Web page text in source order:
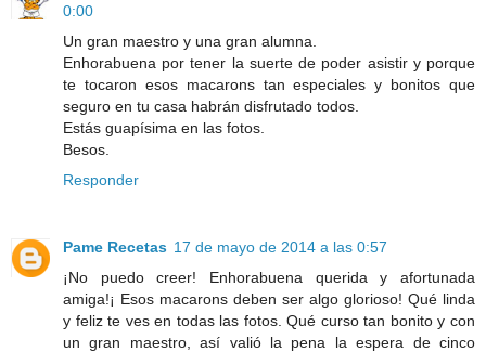
0:00
Un gran maestro y una gran alumna.
Enhorabuena por tener la suerte de poder asistir y porque
te tocaron esos macarons tan especiales y bonitos que
seguro en tu casa habrán disfrutado todos.
Estás guapísima en las fotos.
Besos.
Responder
Pame Recetas 17 de mayo de 2014 a las 0:57
¡No puedo creer! Enhorabuena querida y afortunada
amiga!¡ Esos macarons deben ser algo glorioso! Qué linda
y feliz te ves en todas las fotos. Qué curso tan bonito y con
un gran maestro, así valió la pena la espera de cinco